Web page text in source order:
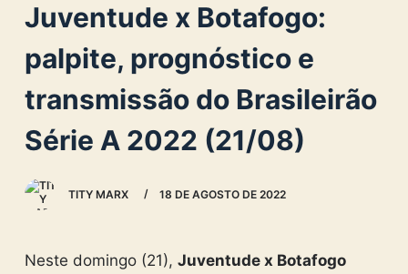
o
o
n
e
Juventude x Botafogo:
palpite, prognóstico e
transmissão do Brasileirão
Série A 2022 (21/08)
TITY MARX 18 DE AGOSTO DE 2022
Neste domingo (21), Juventude x Botafogo